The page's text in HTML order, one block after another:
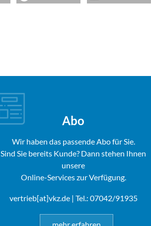
Abo
Wir haben das passende Abo für Sie.
Sind Sie bereits Kunde? Dann stehen Ihnen
unsere
Online-Services zur Verfügung.
vertrieb[at]vkz.de| Tel.: 07042/91935